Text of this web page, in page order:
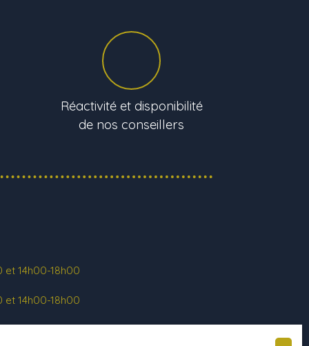
Réactivité et disponibilité
de nos conseillers
et 14h00-18h00
et 14h00-18h00